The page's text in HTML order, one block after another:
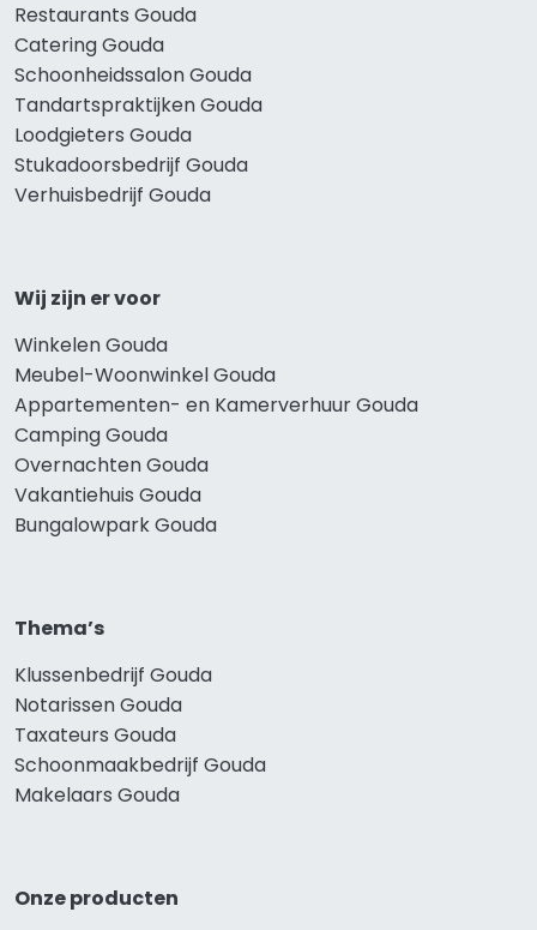
Restaurants Gouda
Catering Gouda
Schoonheidssalon Gouda
Tandartspraktijken Gouda
Loodgieters Gouda
Stukadoorsbedrijf Gouda
Verhuisbedrijf Gouda
Wij zijn er voor
Winkelen Gouda
Meubel-Woonwinkel Gouda
Appartementen- en Kamerverhuur Gouda
Camping Gouda
Overnachten Gouda
Vakantiehuis Gouda
Bungalowpark Gouda
Thema’s
Klussenbedrijf Gouda
Notarissen Gouda
Taxateurs Gouda
Schoonmaakbedrijf Gouda
Makelaars Gouda
Onze producten